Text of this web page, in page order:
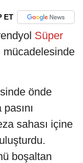
ET
Süper
mücadelesinde
önde
sahası içine
boşaltan